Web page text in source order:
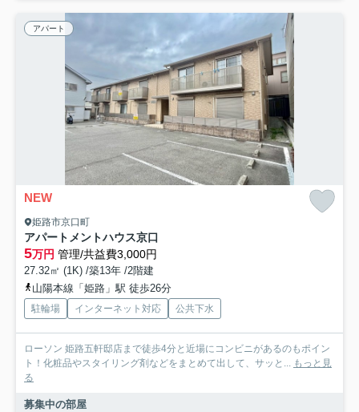
アパート
NEW
姫路市京口町
アパートメントハウス京口
5万円 管理/共益費3,000円
27.32㎡ (1K) /築13年 /2階建
山陽本線「姫路」駅 徒歩26分
駐輪場 インターネット対応 公共下水
ローソン 姫路五軒邸店まで徒歩4分と近場にコンビニがあるのもポイン
ト！化粧品やスタイリング剤などをまとめて出して、サッと... もっと見
る
募集中の部屋